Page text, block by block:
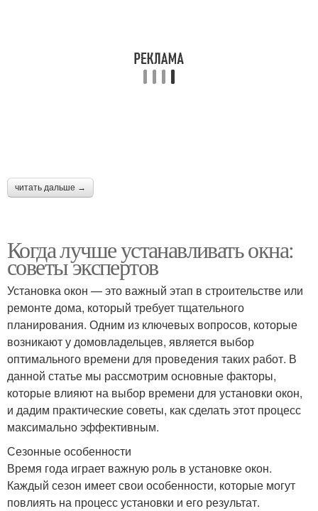
читать дальше →
Когда лучше устанавливать окна:
советы экспертов
Установка окон — это важный этап в строительстве или
ремонте дома, который требует тщательного
планирования. Одним из ключевых вопросов, которые
возникают у домовладельцев, является выбор
оптимального времени для проведения таких работ. В
данной статье мы рассмотрим основные факторы,
которые влияют на выбор времени для установки окон,
и дадим практические советы, как сделать этот процесс
максимально эффективным.
Сезонные особенности
Время года играет важную роль в установке окон.
Каждый сезон имеет свои особенности, которые могут
повлиять на процесс установки и его результат.